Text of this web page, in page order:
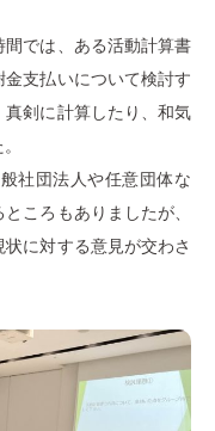
では、ある活動計算書
支払いについて検討す
剣に計算したり、和気
社団法人や任意団体な
ころもありましたが、
に対する意見が交わさ